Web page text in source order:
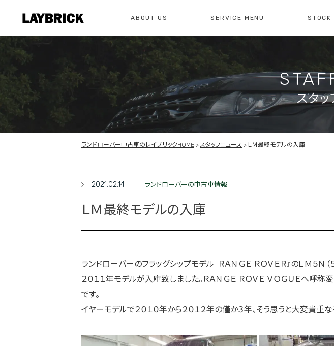
ABOUT US
私たちについて レイブリックについて
SERVICE MENU
サービスメニュー 修理・整備・故障診断 車検
STOCK
お問い合わせ 0561-61-
10:00-19:00
総合お問い合わせ
お問い合わせ
お問い合わせ
スタッ
ランドローバー中古車のレイブリックHOME スタッフニュース ＬＭ最終モデルの入庫
2021.02.14 ランドローバーの中古車情報
ＬＭ最終モデルの入庫
ランドローバーのフラッグシップモデル『ＲＡＮＧＥ ＲＯＶＥＲ』のＬＭ５Ｎ（
２０１１年モデルが入庫致しました。ＲＡＮＧＥ ＲＯＶＥ ＶＯＧＵＥへ呼
です。
イヤーモデルで２０１０年から２０１２年の僅か３年、そう思うと大変貴重な